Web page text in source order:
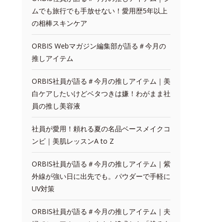
ムでも旅行でも手放せない！愛用歴5年以上
の相棒スキンケア
ORBIS Webマガジン編集部が語る＃今月の
推しアイテム
ORBIS社員が語る＃今月の推しアイテム｜美
白ケアしたいけどベタつきは嫌！わがまま社
員の推し美容液
社員が愛用！頼れる夏の名品ベースメイクコ
ンビ｜美肌レッスンA to Z
ORBIS社員が語る＃今月の推しアイテム｜紫
外線が強い日に出先でも。パウダーで手軽に
UV対策
ORBIS社員が語る＃今月の推しアイテム｜夫